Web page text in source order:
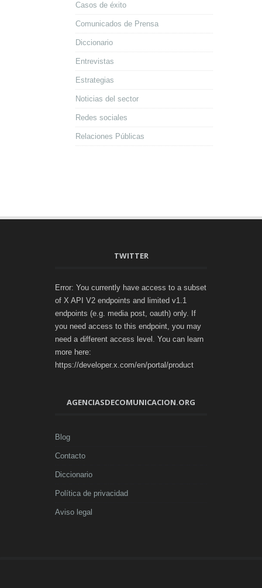
Casos de éxito
Comunicados de Prensa
Diccionario
Entrevistas
Estrategias
Noticias del sector
Redes sociales
Relaciones Públicas
TWITTER
Error: You currently have access to a subset
of X API V2 endpoints and limited v1.1
endpoints (e.g. media post, oauth) only. If
you need access to this endpoint, you may
need a different access level. You can learn
more here:
https://developer.x.com/en/portal/product
AGENCIASDECOMUNICACION.ORG
Blog
Contacto
Diccionario
Política de privacidad
Aviso legal